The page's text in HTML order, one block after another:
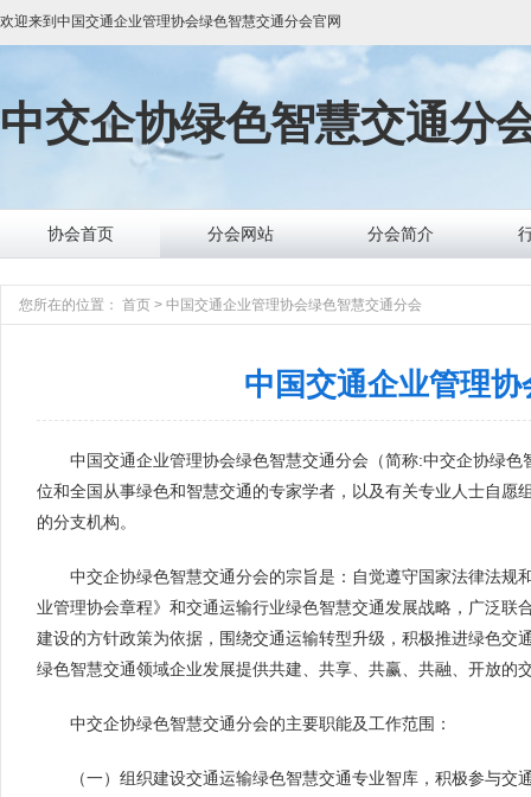
欢迎来到 中国交通企业管理协会绿色智慧交通分会官网
中交企协绿色智慧交通分
协会首页 分会网站 分会简介
您所在的位置： 首页 > 中国交通企业管理协会绿色智慧交通分会
中国交通企业管理
中国交通企业管理协会绿色智慧交通分会（简称:中交企协绿
位和全国从事绿色和智慧交通的专家学者，以及有关专业人士自
的分支机构。
中交企协绿色智慧交通分会的宗旨是：自觉遵守国家法律法
业管理协会章程》和交通运输行业绿色智慧交通发展战略，广泛
建设的方针政策为依据，围绕交通运输转型升级，积极推进绿色
绿色智慧交通领域企业发展提供共建、共享、共赢、共融、开放的
中交企协绿色智慧交通分会的主要职能及工作范围：
（一）组织建设交通运输绿色智慧交通专业智库，积极参与